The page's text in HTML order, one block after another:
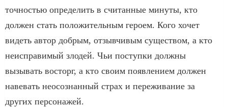
точностью определить в считанные минуты, кто
должен стать положительным героем. Кого хочет
видеть автор добрым, отзывчивым существом, а кто
неисправимый злодей. Чьи поступки должны
вызывать восторг, а кто своим появлением должен
навевать неосознанный страх и переживание за
других персонажей.